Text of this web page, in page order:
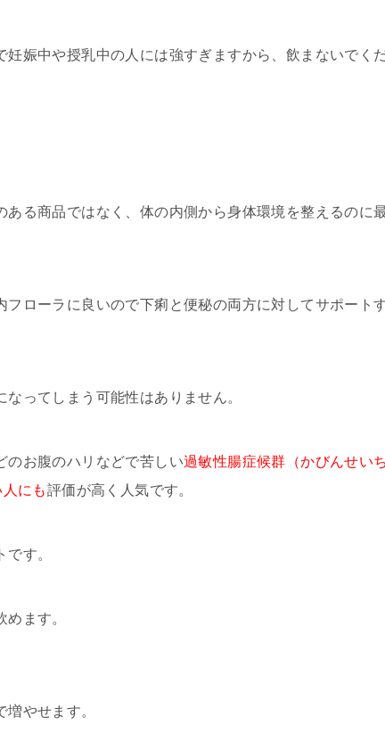
娠中や授乳中の人には強すぎますから、飲まないでく
る商品ではなく、体の内側から身体環境を整えるのに
ローラに良いので下痢と便秘の両方に対してサポート
ってしまう可能性はありません。
のお腹のハリなどで苦しい過敏性腸症候群（かびんせい
にも評価が高く人気です。
す。
ます。
やせます。